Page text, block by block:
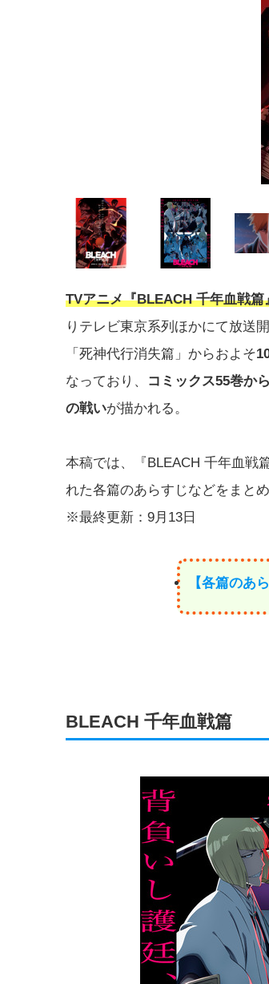
TVアニメ『BLEACH 千年血戦篇
りテレビ東京系列ほかにて放送
「死神代行消失篇」からおよそ
なっており、
コミックス55巻か
の戦いが描かれる。
本稿では、『BLEACH 千年血戦
れた各篇のあらすじなどをまと
※最終更新：9月13日
【各篇のあ
BLEACH 千年血戦篇